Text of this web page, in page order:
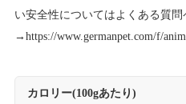
い安全性についてはよくある質問
→ https://www.germanpet.com/f/
カロリー(100gあたり)